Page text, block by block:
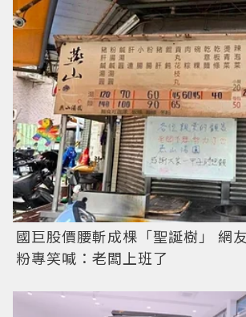
國巨股價腰斬成棵「聖誕樹」 網
粉專笑喊：老闆上班了